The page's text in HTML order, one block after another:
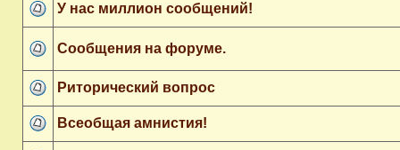
У нас миллион сообщений!
Сообщения на форуме.
Риторический вопрос
Всеобщая амнистия!